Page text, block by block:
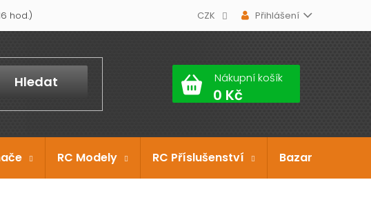
CZK Přihlášení
Hledat Nákupní košík
RC Modely RC Příslušenství Bazar